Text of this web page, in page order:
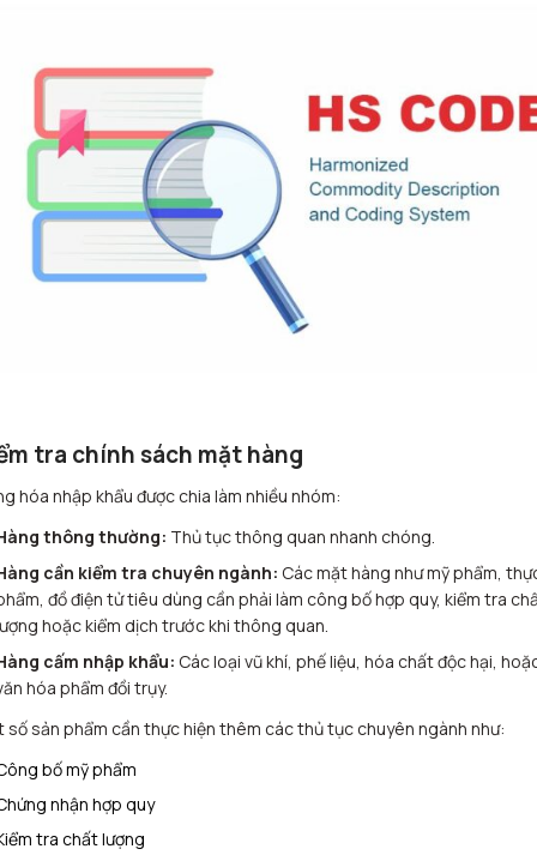
tra chính sách mặt hàng
hóa nhập khẩu được chia làm nhiều nhóm:
thông thường: Thủ tục thông quan nhanh chóng.
cần kiểm tra chuyên ngành: Các mặt hàng như mỹ phẩm,
đồ điện tử tiêu dùng cần phải làm công bố hợp quy, kiểm tra
hoặc kiểm dịch trước khi thông quan.
cấm nhập khẩu: Các loại vũ khí, phế liệu, hóa chất độc hại,
hóa phẩm đồi trụy.
số sản phẩm cần thực hiện thêm các thủ tục chuyên ngành như:
bố mỹ phẩm
nhận hợp quy
tra chất lượng